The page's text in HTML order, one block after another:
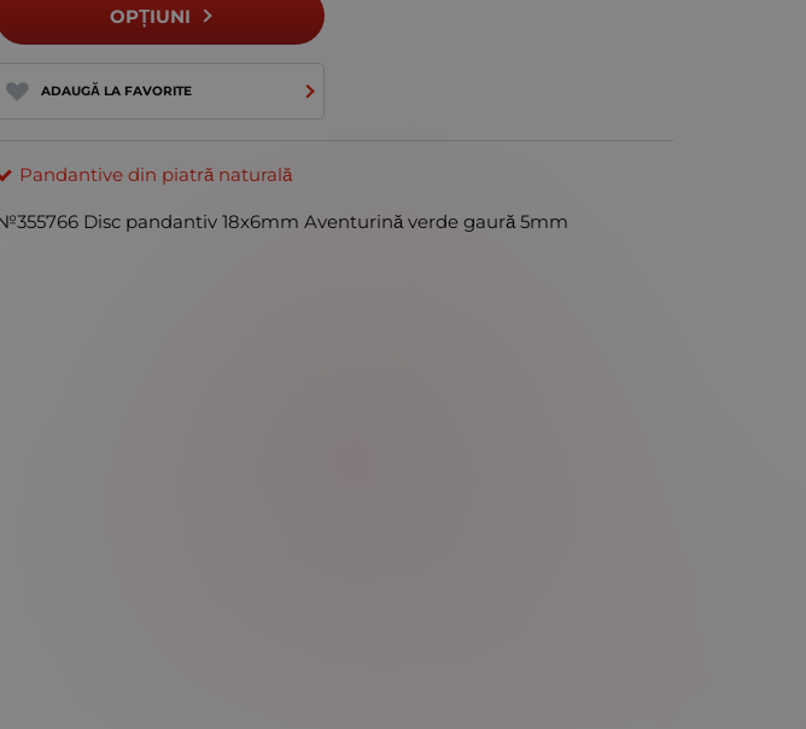
OPȚIUNI
ADAUGĂ LA FAVORITE
Pandantive din piatră naturală
Disc pandantiv 18x6mm Aventurină verde gaură 5mm